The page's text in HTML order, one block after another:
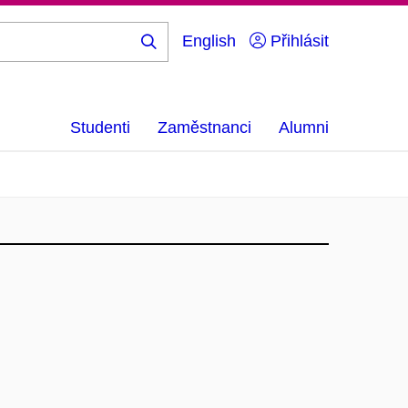
English Přihlásit
Studenti Zaměstnanci Alumni